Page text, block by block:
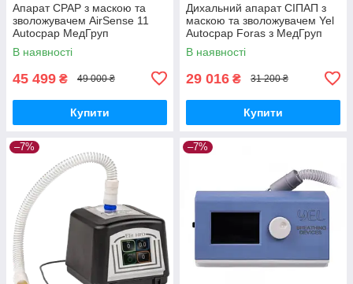
Апарат CPAP з маскою та
зволожувачем AirSense 11
Autocpap МедГруп
В наявності
45 499 ₴ 49 000 ₴
Купити
Дихальний апарат СІПАП з
маскою та зволожувачем Yel
Autocpap Foras з МедГруп
В наявності
29 016 ₴ 31 200 ₴
Купити
–7% –7%